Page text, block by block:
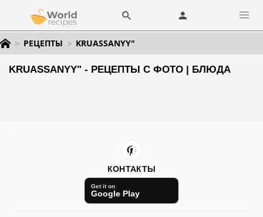
РЕЦЕПТЫ KRUASSANYY"
KRUASSANYY" - РЕЦЕПТЫ С ФОТО | БЛЮДА
КОНТАКТЫ
Get it on
Google Play